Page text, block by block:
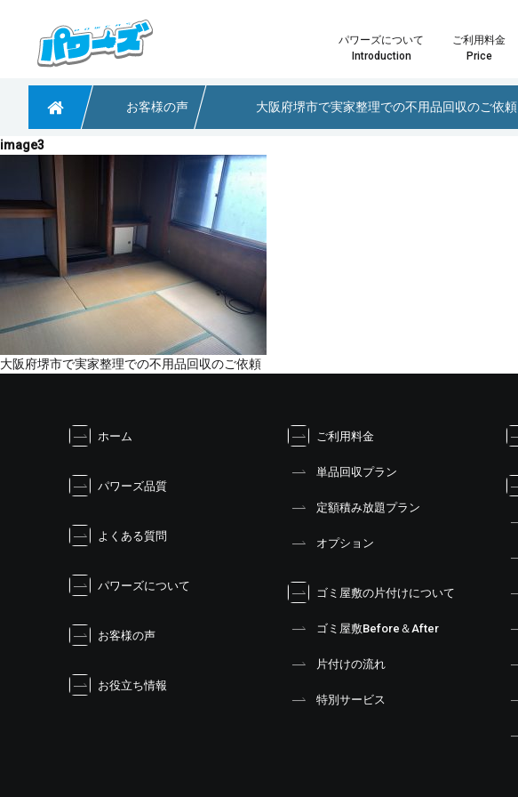
パワーズについて
Introduction
ご利用料金
Price
粗大ごみや不用品回収なら大阪のパワーズ
お客様の声 大阪府堺市で実家整理での不用品回収のご依頼
image3
投
大阪府堺市で実家整理での不用品回収のご依頼
ホーム
パワーズ品質
よくある質問
パワーズについて
お客様の声
お役立ち情報
ご利用料金
単品回収プラン
定額積み放題プラン
オプション
ゴミ屋敷の片付けについて
ゴミ屋敷Before＆After
片付けの流れ
特別サービス